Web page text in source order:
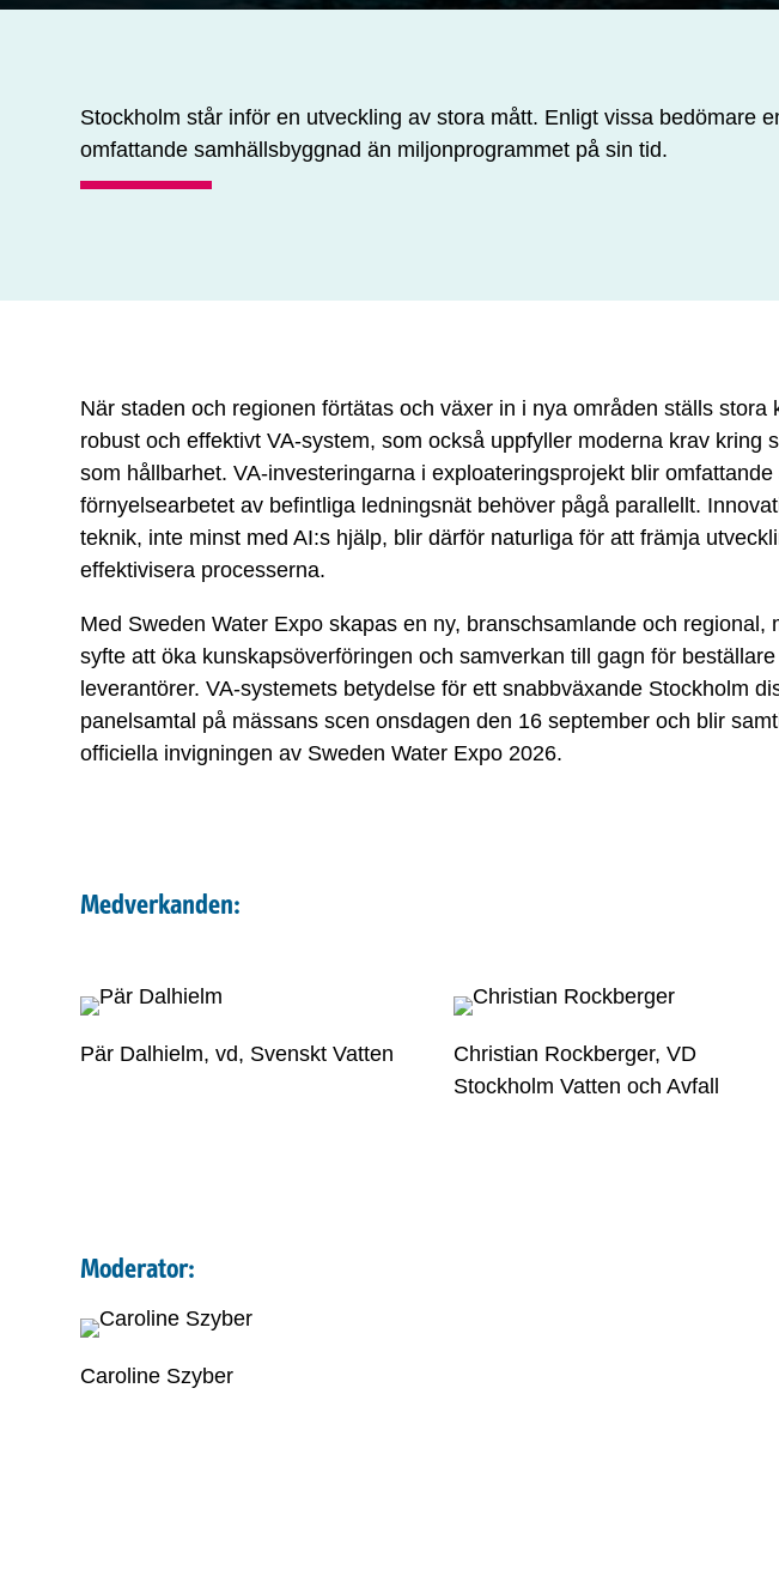
Stockholm står inför en utveckling av stora mått. Enligt vissa bedömare
omfattande samhällsbyggnad än miljonprogrammet på sin tid.
När staden och regionen förtätas och växer in i nya områden ställs stora
robust och effektivt VA-system, som också uppfyller moderna krav kring
som hållbarhet. VA-investeringarna i exploateringsprojekt blir
förnyelsearbetet av befintliga ledningsnät behöver pågå parallellt.
teknik, inte minst med AI:s hjälp, blir därför naturliga för att främja
effektivisera processerna.
Med Sweden Water Expo skapas en ny, branschsamlande och regional,
syfte att öka kunskapsöverföringen och samverkan till gagn för beställare
leverantörer. VA-systemets betydelse för ett snabbväxande Stockholm
panelsamtal på mässans scen onsdagen den 16 september och blir
officiella invigningen av Sweden Water Expo 2026.
Medverkanden:
Pär Dalhielm, vd, Svenskt Vatten
Christian Rockberger, VD
Stockholm Vatten och Avfall
Moderator:
Caroline Szyber